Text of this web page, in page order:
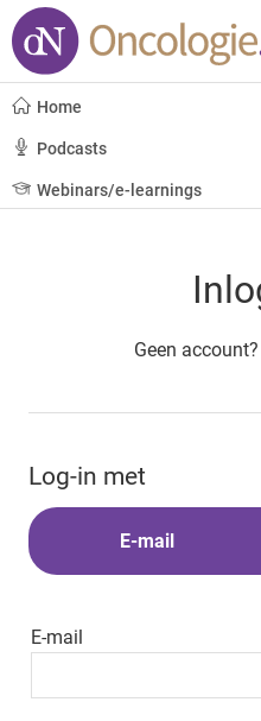
Home
Podcasts
Webinars/e-learnings
Geen account?
Log-in met
E-mail
E-mail